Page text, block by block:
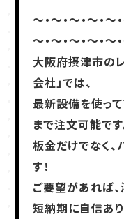
～・～・～・～・～
～・～・～・～・～
大阪府摂津市の
会社」では、
最新設備を使っ
まで注文可能です
板金だけでなく
す！
ご要望があれば
短納期に自信あ